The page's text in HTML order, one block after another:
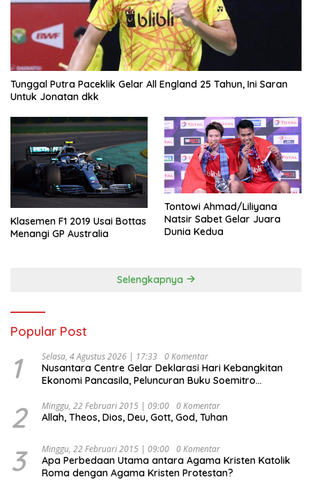
Tunggal Putra Paceklik Gelar All England 25 Tahun, Ini Saran
Untuk Jonatan dkk
Klasemen F1 2019 Usai Bottas
Menangi GP Australia
Tontowi Ahmad/Liliyana
Natsir Sabet Gelar Juara
Dunia Kedua
Selengkapnya
Popular Post
1 Selasa, 4 Agustus 2026 | 17:33 0 Komentar
Nusantara Centre Gelar Deklarasi Hari Kebangkitan
Ekonomi Pancasila, Peluncuran Buku Soemitro
Ekonomi Politik Indonesia) & Simposium Nasional
“Urgensi Undang-Undang Perekonomian Nasional dan
Indonesia Emas 2045”,
2 Minggu, 22 Februari 2015 | 09:00 0 Komentar
Allah, Theos, Dios, Deu, Gott, God, Tuhan
3 Minggu, 22 Februari 2015 | 09:00 0 Komentar
Apa Perbedaan Utama antara Agama Kristen Katolik
Roma dengan Agama Kristen Protestan?